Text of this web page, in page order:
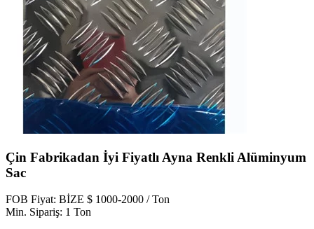
Çin Fabrikadan İyi Fiyatlı Ayna Renkli Alüminyum
Sac
FOB Fiyat: BİZE $ 1000-2000 / Ton
Min. Sipariş: 1 Ton